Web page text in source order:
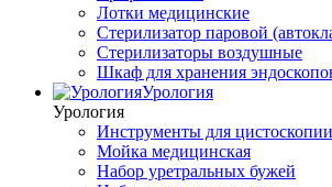
Лотки медицинские
Стерилизатор паровой
Стерилизаторы воздушные
Шкаф для хранения
Урология
Урология
Инструменты для цистоскопии
Мойка медицинская
Набор уретральных бужей